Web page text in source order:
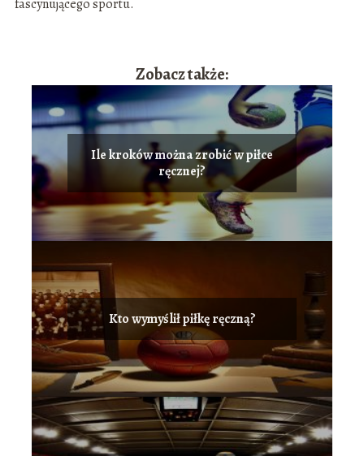
fascynującego sportu.
Zobacz także:
Ile kroków można zrobić w piłce
ręcznej?
Kto wymyślił piłkę ręczną?